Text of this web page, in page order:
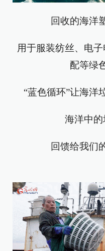
回收的海洋
用于服装纺丝、电
配等绿
“蓝色循环”让海洋
海洋中的
回馈给我们